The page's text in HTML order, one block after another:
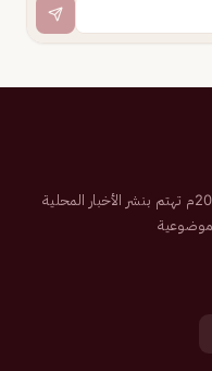
صحيفة إلكترونية سعودية تم تأسيسها عام 2007م تهتم بنشر الأخبار المحلية